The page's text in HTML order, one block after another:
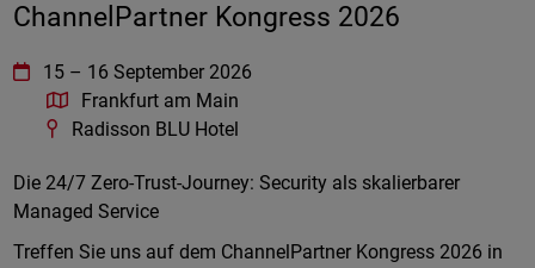
ChannelPartner Kongress 2026
WatchGuard Technologies https://www.watchguard.com/
15– 16 September 2026
Frankfurt am Main
Radisson BLU Hotel
Die 24/7 Zero-Trust-Journey: Security als skalierbarer
Managed Service
Treffen Sie uns auf dem ChannelPartner Kongress 2026 in